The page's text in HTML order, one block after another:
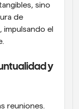
sino
de
el
y
reuniones.